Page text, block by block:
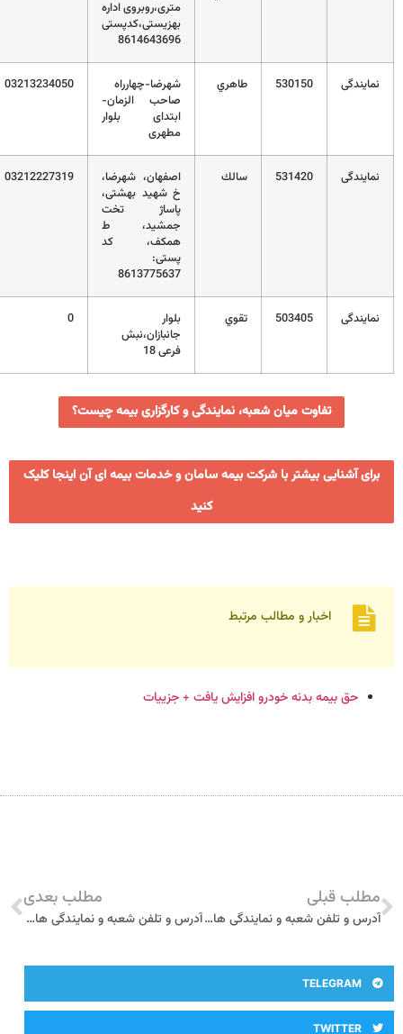
متری،روبروی اداره
بهزیستی،کدپستی
8614643696
نمایندگی 530150 طاهري
شهرضا-چهارراه
صاحب الزمان-
ابتدای بلوار
مطهری
03213234050
نمایندگی 531420 سالك
اصفهان، شهرضا،
خ شهید بهشتی،
پاساژ تخت
جمشید، ط
همکف، کد
پستی:
8613775637
03212227319
نمایندگی 503405 تقوي
بلوار
جانبازان،نبش
فرعی 18
تفاوت میان شعبه، نمایندگی و کارگزاری بیمه چیست؟
برای آشنایی بیشتر با شرکت بیمه سامان و خدمات بیمه ای آن اینجا کلیک
کنید
اخبار و مطالب مرتبط
حق بیمه بدنه خودرو افزایش یافت + جزییات
مطلب قبلی
آدرس و تلفن شعبه و نمایندگی های بیمه پارسیان در خمینی شهر
مطلب بعدی
آدرس و تلفن شعبه و نمایندگی های بیمه پارسیان در کاشان
TELEGRAM
TWITTER